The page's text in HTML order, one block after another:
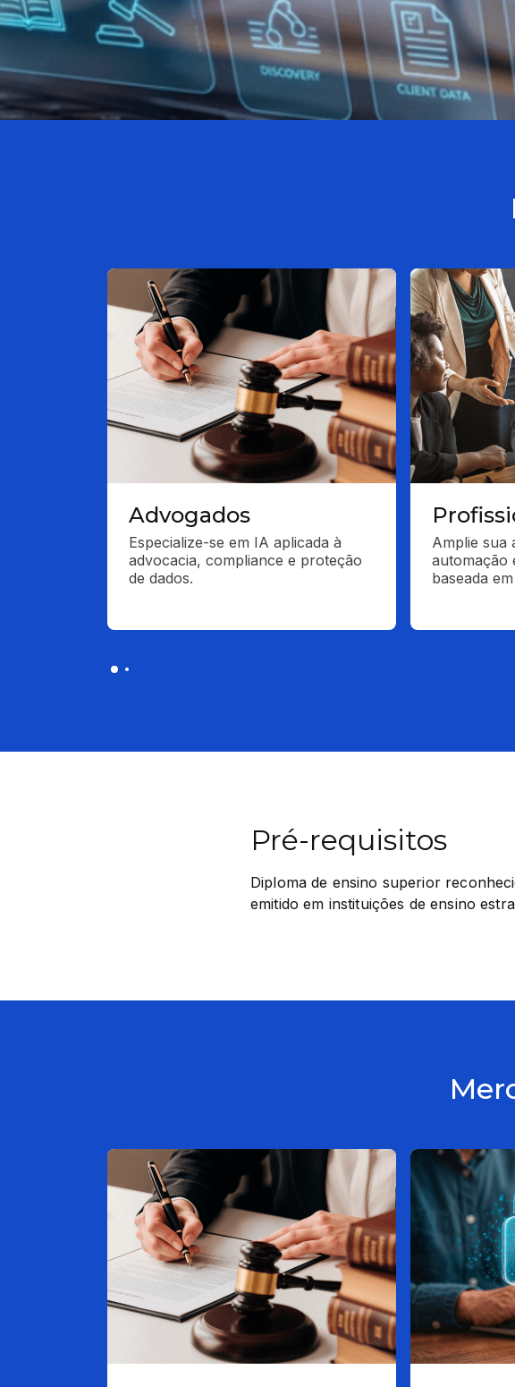
Advogados
Especialize-se em IA aplicada à
advocacia, compliance e proteção
de dados.
Amplie sua
automação
baseada
Pré-requisitos
Diploma de ensino superior
emitido em instituições de ensino